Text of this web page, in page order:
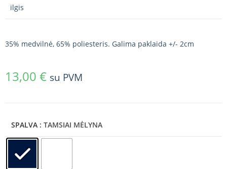
ilgis
35% medvilnė, 65% poliesteris. Galima paklaida +/- 2cm
13,00 € su PVM
SPALVA : TAMSIAI MĖLYNA